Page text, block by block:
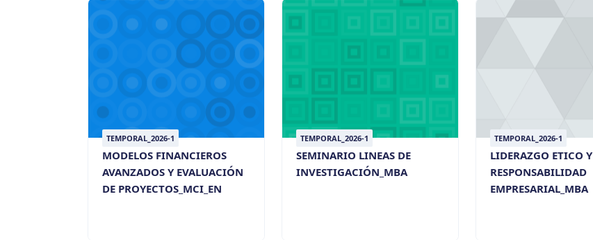
TEMPORAL_2026-1
MODELOS FINANCIEROS
AVANZADOS Y EVALUACIÓN
DE PROYECTOS_MCI_EN
TEMPORAL_2026-1
SEMINARIO LINEAS DE
INVESTIGACIÓN_MBA
TEMPORAL_2026-1
LIDERAZGO ETICO Y
RESPONSABILIDAD
EMPRESARIAL_MBA